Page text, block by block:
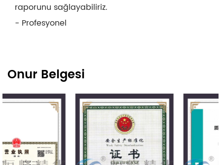
raporunu sağlayabiliriz.
- Profesyonel
Onur Belgesi